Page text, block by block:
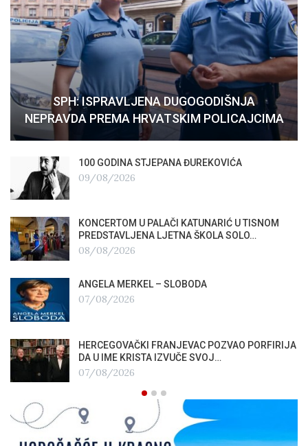
SPH: ISPRAVLJENA DUGOGODIŠNJA
NEPRAVDA PREMA HRVATSKIM POLICAJCIMA
100 GODINA STJEPANA ĐUREKOVIĆA
09/08/2026
KONCERTOM U PALAČI KATUNARIĆ U TISNOM
PREDSTAVLJENA LJETNA ŠKOLA SOLO…
08/08/2026
ANGELA MERKEL – SLOBODA
07/08/2026
HERCEGOVAČKI FRANJEVAC POZVAO PORFIRIJA
DA U IME KRISTA IZVUČE SVOJ…
07/08/2026